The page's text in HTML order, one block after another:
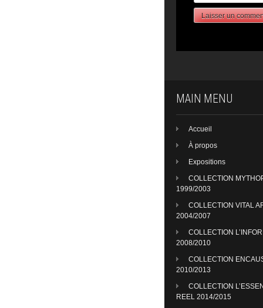
MAIN MENU
Accueil
À propos
Expositions
COLLECTION
1999/2003
COLLECTION VITAL
2004/2007
COLLECTION
2008/2010
COLLECTION
2010/2013
COLLECTION
REEL 2014/2015